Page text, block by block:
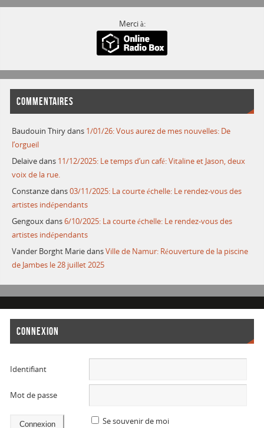
Merci à:
COMMENTAIRES
Baudouin Thirydans 1/01/26: Vous aurez de mes nouvelles: De
l’orgueil
Delaivedans 11/12/2025: Le temps d’un café: Vitaline et Jason, deux
voix de la rue.
Constanzedans03/11/2025: La courte échelle: Le rendez-vous des
artistes indépendants
Gengouxdans6/10/2025: La courte échelle: Le rendez-vous des
artistes indépendants
Vander Borght MariedansVille de Namur: Réouverture de la piscine
de Jambes le 28 juillet 2025
CONNEXION
Identifiant
Mot de passe
Se souvenir de moi